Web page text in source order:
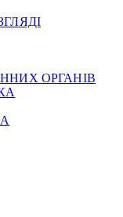
ОРГАНІВ